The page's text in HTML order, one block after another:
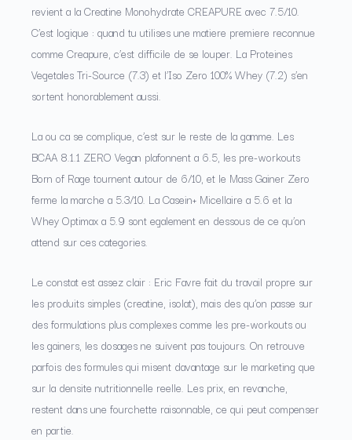
revient a la Creatine Monohydrate CREAPURE avec 7.5/10.
C’est logique : quand tu utilises une matiere premiere reconnue
comme Creapure, c’est difficile de se louper. La Proteines
Vegetales Tri-Source (7.3) et l’Iso Zero 100% Whey (7.2) s’en
sortent honorablement aussi.
La ou ca se complique, c’est sur le reste de la gamme. Les
BCAA 8.1.1 ZERO Vegan plafonnent a 6.5, les pre-workouts
Born of Rage tournent autour de 6/10, et le Mass Gainer Zero
ferme la marche a 5.3/10. La Casein+ Micellaire a 5.6 et la
Whey Optimax a 5.9 sont egalement en dessous de ce qu’on
attend sur ces categories.
Le constat est assez clair : Eric Favre fait du travail propre sur
les produits simples (creatine, isolat), mais des qu’on passe sur
des formulations plus complexes comme les pre-workouts ou
les gainers, les dosages ne suivent pas toujours. On retrouve
parfois des formules qui misent davantage sur le marketing que
sur la densite nutritionnelle reelle. Les prix, en revanche,
restent dans une fourchette raisonnable, ce qui peut compenser
en partie.